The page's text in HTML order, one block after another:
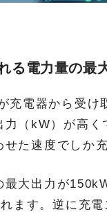
る電力量の最
充電器から受
力（kW）が高
た速度でしか
最大出力が
ます。逆に充